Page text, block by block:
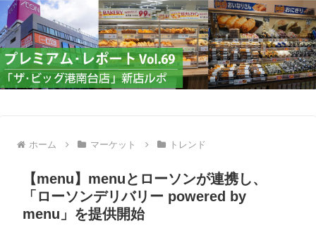
ホーム マーケット トレンド
【menu】menuとローソンが連携し、
「ローソンデリバリー powered by
menu」を提供開始